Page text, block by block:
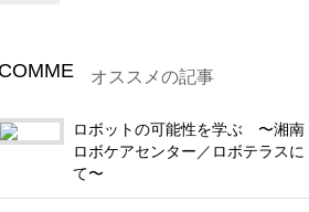
オススメの記事
ロボットの可能性を学ぶ 〜湘南
ロボケアセンター／ロボテラスに
て〜